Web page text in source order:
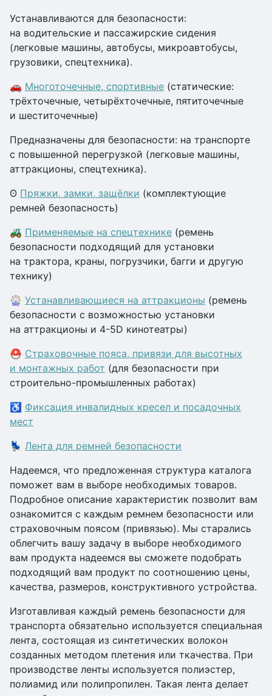
Устанавливаются для безопасности:
на водительские и пассажирские сидения
(легковые машины, автобусы, микроавтобусы,
грузовики, спецтехника).
🚗 Многоточечные, спортивные (статические:
трёхточечные, четырёхточечные, пятиточечные
и шеститочечные)
Предназначены для безопасности: на транспорте
с повышенной перегрузкой (легковые машины,
аттракционы, спецтехника).
ʘ Пряжки, замки, защёлки (комплектующие
ремней безопасность)
🚜 Применяемые на спецтехнике (ремень
безопасности подходящий для установки
на трактора, краны, погрузчики, багги и другую
технику)
🎡 Устанавливающиеся на аттракционы (ремень
безопасности с возможностью установки
на аттракционы и 4-5D кинотеатры)
⛑ Страховочные пояса, привязи для высотных
и монтажных работ (для безопасности при
строительно-промышленных работах)
♿ Фиксация инвалидных кресел и посадочных
мест
💺 Лента для ремней безопасности
Надеемся, что предложенная структура каталога
поможет вам в выборе необходимых товаров.
Подробное описание характеристик позволит вам
ознакомится с каждым ремнем безопасности или
страховочным поясом (привязью). Мы старались
облегчить вашу задачу в выборе необходимого
вам продукта надеемся вы сможете подобрать
подходящий вам продукт по соотношению цены,
качества, размеров, конструктивного устройства.
Изготавливая каждый ремень безопасности для
транспорта обязательно используется специальная
лента, состоящая из синтетических волокон
созданных методом плетения или ткачества. При
производстве ленты используется полиэстер,
полиамид или полипропилен. Такая лента делает